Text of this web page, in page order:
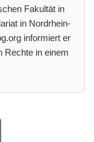
Fakultät in
in Nordrhein-
informiert er
Rechte in einem